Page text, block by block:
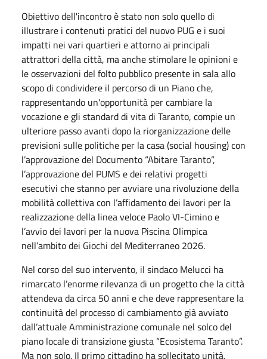
Obiettivo dell'incontro è stato non solo quello di
illustrare i contenuti pratici del nuovo PUG e i suoi
impatti nei vari quartieri e attorno ai principali
attrattori della città, ma anche stimolare le opinioni e
le osservazioni del folto pubblico presente in sala allo
scopo di condividere il percorso di un Piano che,
rappresentando un'opportunità per cambiare la
vocazione e gli standard di vita di Taranto, compie un
ulteriore passo avanti dopo la riorganizzazione delle
previsioni sulle politiche per la casa (social housing) con
l’approvazione del Documento “Abitare Taranto”,
l’approvazione del PUMS e dei relativi progetti
esecutivi che stanno per avviare una rivoluzione della
mobilità collettiva con l’affidamento dei lavori per la
realizzazione della linea veloce Paolo VI-Cimino e
l’avvio dei lavori per la nuova Piscina Olimpica
nell’ambito dei Giochi del Mediterraneo 2026.
Nel corso del suo intervento, il sindaco Melucci ha
rimarcato l’enorme rilevanza di un progetto che la città
attendeva da circa 50 anni e che deve rappresentare la
continuità del processo di cambiamento già avviato
dall’attuale Amministrazione comunale nel solco del
piano locale di transizione giusta “Ecosistema Taranto”.
Ma non solo. Il primo cittadino ha sollecitato unità,